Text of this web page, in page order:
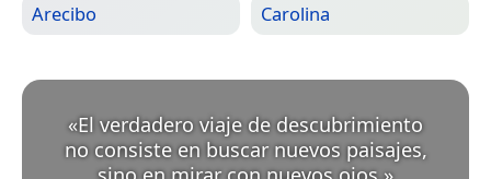
Arecibo Carolina
«El verdadero viaje de descubrimiento
no consiste en buscar nuevos paisajes,